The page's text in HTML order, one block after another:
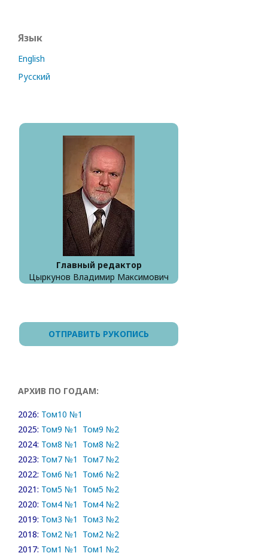
Язык
English
Русский
Главный редактор
Цыркунов Владимир Максимович
ОТПРАВИТЬ РУКОПИСЬ
АРХИВ ПО ГОДАМ:
2026: Том10 №1
2025: Том9 №1
Том9 №2
2024: Том8 №1
Том8 №2
2023: Том7 №1
Том7 №2
2022: Том6 №1
Том6 №2
2021: Том5 №1
Том5 №2
2020: Том4 №1
Том4 №2
2019: Том3 №1
Том3 №2
2018: Том2 №1
Том2 №2
2017: Том1 №1 Том1 №2